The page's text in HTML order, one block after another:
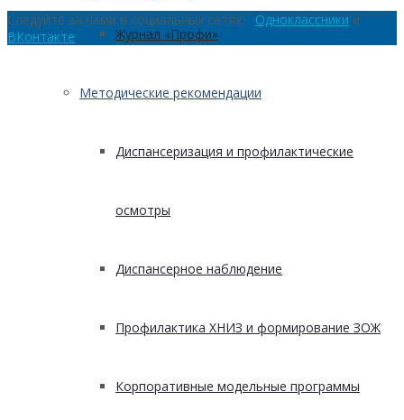
Журнал «Профи»
Методические рекомендации
Диспансеризация и профилактические
осмотры
Диспансерное наблюдение
Профилактика ХНИЗ и формирование ЗОЖ
Корпоративные модельные программы
Следуйте за нами в социальных сетях: Одноклассники и
ВКонтакте